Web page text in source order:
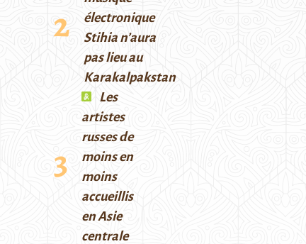
électronique
Stihia n’aura
pas lieu au
Karakalpakstan
Les
artistes
russes de
moins en
moins
accueillis
en Asie
centrale